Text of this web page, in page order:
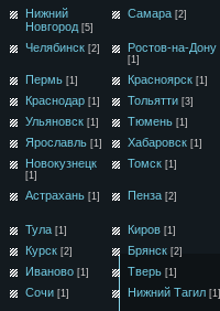
Нижний
Новгород [5]
Самара [2]
Челябинск [2] Ростов-на-Дону
[1]
Пермь [1] Красноярск [1]
Краснодар [1] Тольятти [3]
Ульяновск [1] Тюмень [1]
Ярославль [1] Хабаровск [1]
Новокузнецк
[1]
Томск [1]
Астрахань [1] Пенза [2]
Тула [1] Киров [1]
Курск [2] Брянск [2]
Иваново [1] Тверь [1]
Сочи [1] Нижний Тагил [1]